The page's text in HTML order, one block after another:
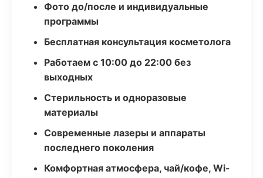
Фото до/после и индивидуальные
программы
Бесплатная консультация косметолога
Работаем с 10:00 до 22:00 без
выходных
Стерильность и одноразовые
материалы
Современные лазеры и аппараты
последнего поколения
Комфортная атмосфера, чай/кофе, Wi-